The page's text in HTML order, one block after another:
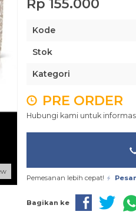
Rp 155.000
Kode
Stok
Kategori
PRE ORDER
Hubungi kami untuk
Pemesanan lebih cepat!
Bagikan ke